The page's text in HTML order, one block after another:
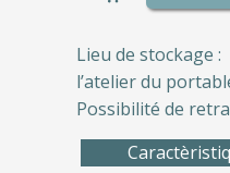
Lieu de stockage :
l’atelier du
Possibilité de